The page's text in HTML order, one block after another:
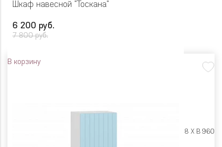
Шкаф навесной "Тоскана"
6 200 руб.
7 800 руб.
В корзину
Ш 450 X Г 318 X В 960